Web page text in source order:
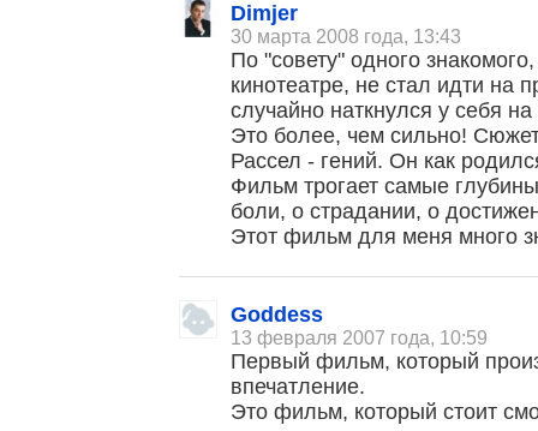
Dimjer
30 марта 2008 года, 13:43
По "совету" одного
кинотеатре, не стал идти на
случайно наткнулся у себя
Это более, чем сильно!
Рассел - гений. Он как
Фильм трогает самые
боли, о страдании, о
Этот фильм для меня много
Goddess
13 февраля 2007 года, 10:59
Первый фильм, который
впечатление.
Это фильм, который стоит